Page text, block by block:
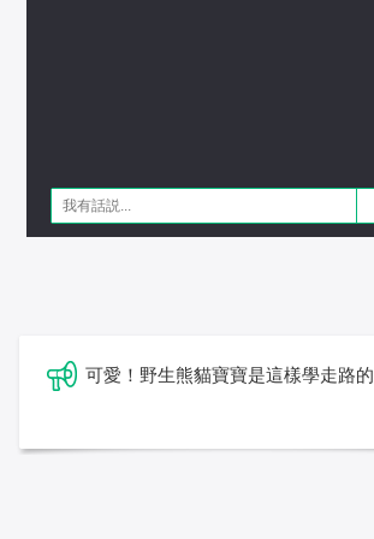
可愛！野生熊貓寶寶是這樣學走路的